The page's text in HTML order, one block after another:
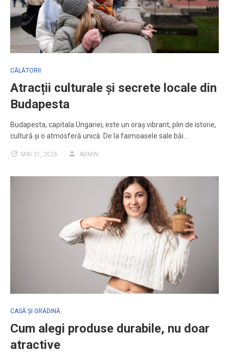
CĂLĂTORII
Atracții culturale și secrete locale din
Budapesta
Budapesta, capitala Ungariei, este un oraș vibrant, plin de istorie,
cultură și o atmosferă unică. De la faimoasele sale băi…
MAI 31, 2026 ADMIN
CASĂ ȘI GRĂDINĂ
Cum alegi produse durabile, nu doar
atractive